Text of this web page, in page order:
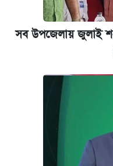
নবম পে স্কেল
অর্থমন্ত্রী
জুলাই স্মৃতি জাদুঘরে
যুক্তরাষ্ট্র থেকে
ফেরত পাঠানো হলো
সব উপজেলায় জুলাই